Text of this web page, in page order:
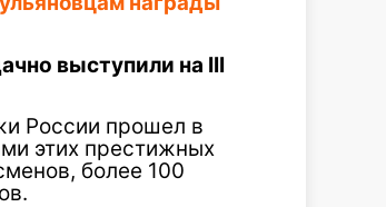
выступили на III
России прошел в
этих престижных
более 100